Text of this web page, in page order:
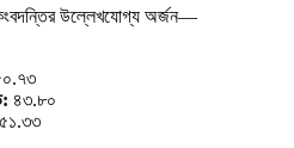
উল্লেখযোগ্য অর্জন—
৪৩.৮০
৫১.৩৩